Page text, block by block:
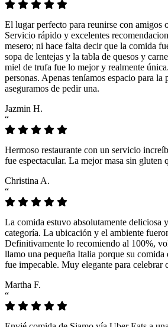
El lugar perfecto para reunirse con amigos
Servicio rápido y excelentes
mesero; ni hace falta decir que la comida
sopa de lentejas y la tabla de quesos y
miel de trufa fue lo mejor y realmente
personas. Apenas teníamos espacio para la
aseguramos de pedir una.
Jazmin H.
“
Hermoso restaurante con un servicio
fue espectacular. La mejor masa sin gluten
Christina A.
“
La comida estuvo absolutamente deliciosa
categoría. La ubicación y el ambiente
Definitivamente lo recomiendo al 100%,
llamo una pequeña Italia porque su
fue impecable. Muy elegante para celebrar
Martha F.
“